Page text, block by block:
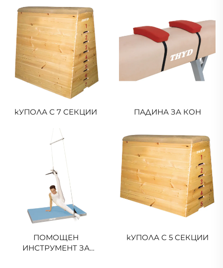
кУПОЛА С 7 СЕКЦИИ ПАДИНА ЗА КОН
ПОМОЩЕН
ИНСТРУМЕНТ ЗА
кУПОЛА С 5 СЕКЦИИ